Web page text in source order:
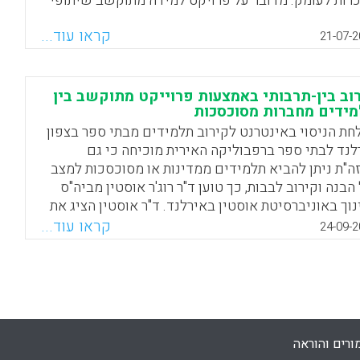
פיתחו את המתווה הלימודי המשותף המאפשר
כיתות ה' להכיר באופן בלתי אמצעי תרבות אחרת
תרבויות מעבר לים. הפרויקט המתוקשב לא רק
סקרנות בקרב התלמידים אלא גם שיפר את המיומנויות
שלהם לאסוף מידע ולהבנות אותו.
WhatsApp
Facebook
Email
X
21-07- קראו עוד...
בין-תרבותי באמצעות פרוייקט מתוקשב בין
מחברות מסוכסכות
הניסוי באינטרנט לקירוב תלמידים מבתי ספר בצפון
לבתי ספר ברפבוליקה האירית מוכיחה כי גם
ניתן להביא תלמידים ממדינות או מסוכסכות למצב
וקירוב לבבות, כך טוען ד"ר רוג'ר אוסטין מביה"ס
באוניברסיטת אוסטין באירלנד. ד"ר אוסטין הציג את
מחקרו בכנס בינלאומי שנערך באוניברסיטת
אולסטר בספטמבר 2006. במסגרת הפרויקט המתוקשב The
קונפרנס וקהילה מתוקשבת שיתופית. למעשה,
פרויקט חקר משותף בין בתי הספר השונים אשר
התלמידים חקרו מאפיינים היסטוריים ותרבותיים.
24-09- קראו עוד...
והוראה